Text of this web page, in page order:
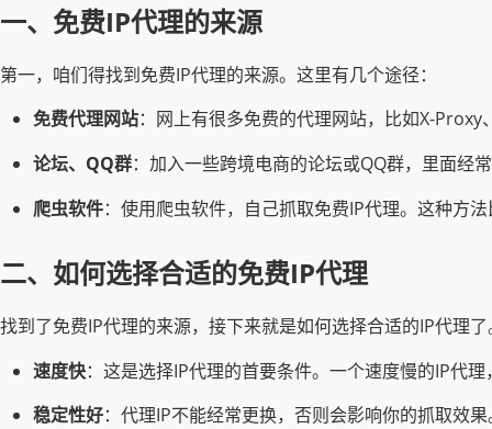
一、免费IP代理的来源
第一，咱们得找到免费IP代理的来源。这里有几个途径：
免费代理网站：网上有很多免费的代理网站，比如X-
论坛、QQ群：加入一些跨境电商的论坛或QQ群，里面经
爬虫软件：使用爬虫软件，自己抓取免费IP代理。这种方
二、如何选择合适的免费IP代理
找到了免费IP代理的来源，接下来就是如何选择合适的IP代理
速度快：这是选择IP代理的首要条件。一个速度慢的IP代
稳定性好：代理IP不能经常更换，否则会影响你的抓取效果